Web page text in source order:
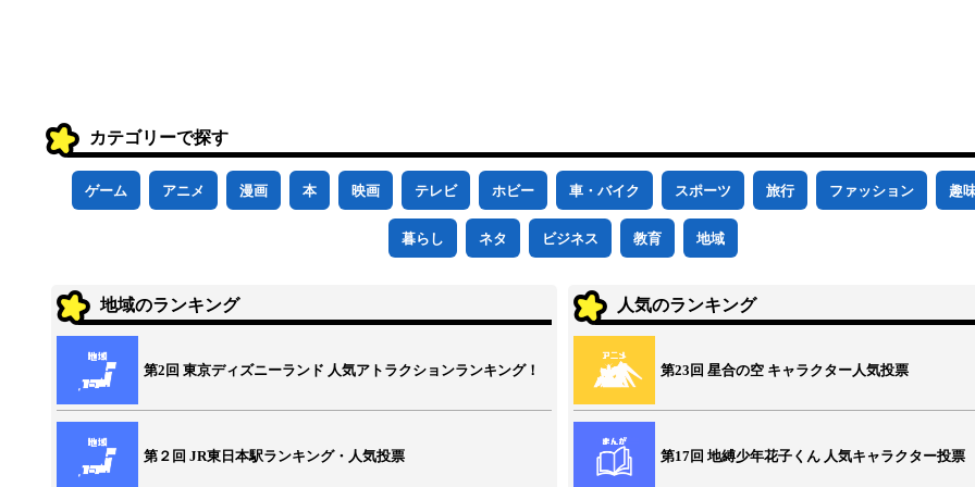
カテゴリーで探す
ゲーム アニメ 漫画 本 映画 テレビ ホビー 車・バイク スポーツ 旅行 ファッション 趣
暮らし ネタ ビジネス 教育 地域
地域のランキング
第2回 東京ディズニーランド 人気アトラクションランキング！
第２回 JR東日本駅ランキング・人気投票
人気のランキング
第23回 星合の空 キャラクター人気投票
第17回 地縛少年花子くん 人気キャラクター投票